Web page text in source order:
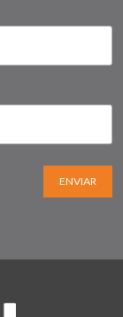
ENVIAR